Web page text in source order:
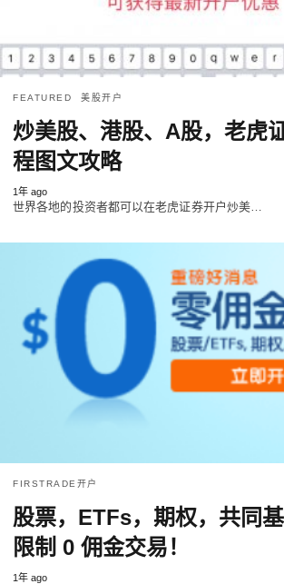
FEATURED 美股开户
炒美股、港股、A股，老虎
程图文攻略
1年 ago
世界各地的投资者都可以在老虎证券开户炒美…
FIRSTRADE开户
股票，ETFs，期权，共同
限制 0 佣金交易！
1年 ago